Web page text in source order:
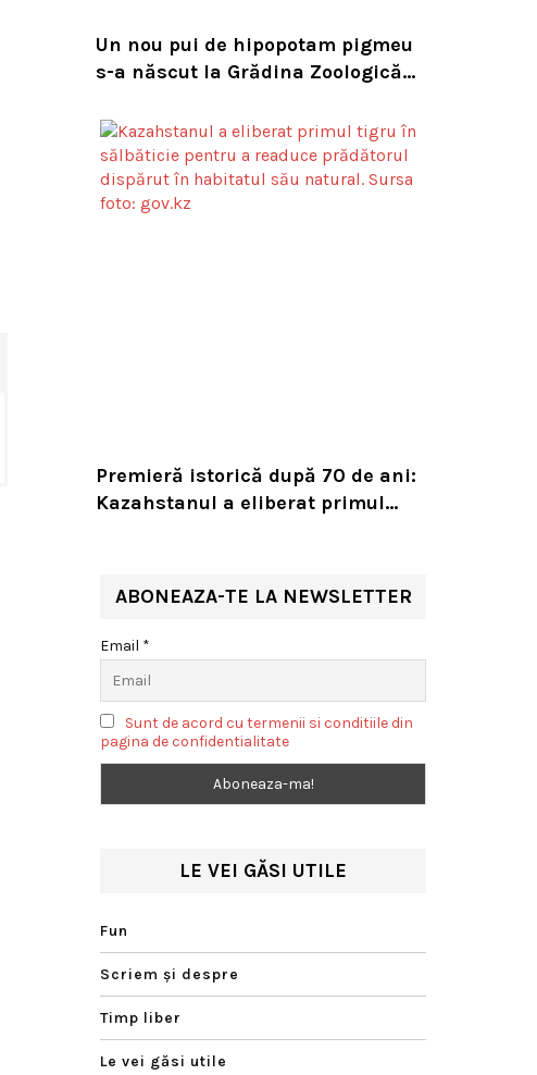
Un nou pui de hipopotam pigmeu
s-a născut la Grădina Zoologică
dispariție
Premieră istorică după 70 de ani:
Kazahstanul a eliberat primul
habitatul său natural
ABONEAZA-TE LA NEWSLETTER
Email *
Sunt de acord cu termenii si conditiile din
pagina de confidentialitate
LE VEI GĂSI UTILE
Fun
Scriem şi despre
Timp liber
Le vei găsi utile